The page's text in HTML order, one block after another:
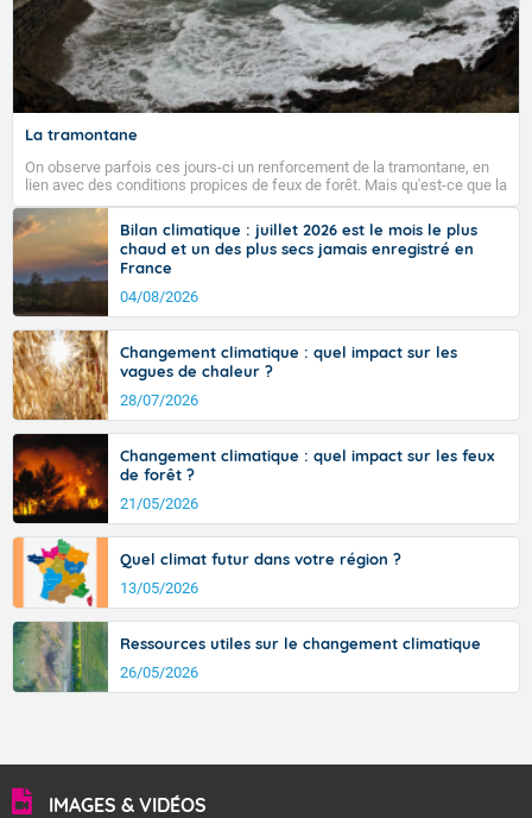
La tramontane
On observe parfois ces jours-ci un renforcement de la tramontane, en
lien avec des conditions propices de feux de forêt. Mais qu'est-ce que la
tramontane ? Quelles sont ses caractéristiques ? La tramontane est un
vent turbulent soufflant de secteur nord-ouest à nord, ou ouest à nord-
ouest, dans un secteur qui part du Roussillon à la vallée de l’Aude et à
l’ouest de l’Hérault. L’étymologie de ce vent vient du latin trasmontanus,
signifiant au-delà des monts, en allusion aux régions montagneuses
d’où provient ce vent.
Bilan climatique : juillet 2026 est le mois le plus
chaud et un des plus secs jamais enregistré en
France
04/08/2026
Changement climatique : quel impact sur les
vagues de chaleur ?
28/07/2026
Changement climatique : quel impact sur les feux
de forêt ?
21/05/2026
Quel climat futur dans votre région ?
13/05/2026
Ressources utiles sur le changement climatique
26/05/2026
IMAGES & VIDÉOS